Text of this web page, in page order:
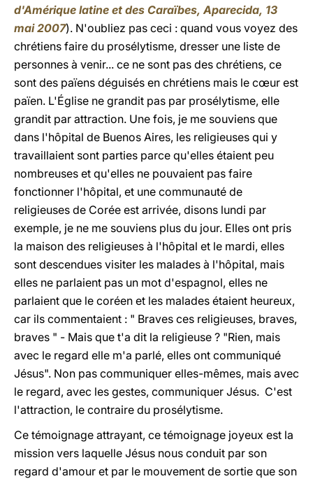
d'Amérique latine et des Caraïbes, Aparecida, 13
mai 2007). N'oubliez pas ceci : quand vous voyez des
chrétiens faire du prosélytisme, dresser une liste de
personnes à venir... ce ne sont pas des chrétiens, ce
sont des païens déguisés en chrétiens mais le cœur est
païen. L'Église ne grandit pas par prosélytisme, elle
grandit par attraction. Une fois, je me souviens que
dans l'hôpital de Buenos Aires, les religieuses qui y
travaillaient sont parties parce qu'elles étaient peu
nombreuses et qu'elles ne pouvaient pas faire
fonctionner l'hôpital, et une communauté de
religieuses de Corée est arrivée, disons lundi par
exemple, je ne me souviens plus du jour. Elles ont pris
la maison des religieuses à l'hôpital et le mardi, elles
sont descendues visiter les malades à l'hôpital, mais
elles ne parlaient pas un mot d'espagnol, elles ne
parlaient que le coréen et les malades étaient heureux,
car ils commentaient : " Braves ces religieuses, braves,
braves " - Mais que t'a dit la religieuse ? "Rien, mais
avec le regard elle m'a parlé, elles ont communiqué
Jésus". Non pas communiquer elles-mêmes, mais avec
le regard, avec les gestes, communiquer Jésus. C'est
l'attraction, le contraire du prosélytisme.
Ce témoignage attrayant, ce témoignage joyeux est la
mission vers laquelle Jésus nous conduit par son
regard d'amour et par le mouvement de sortie que son